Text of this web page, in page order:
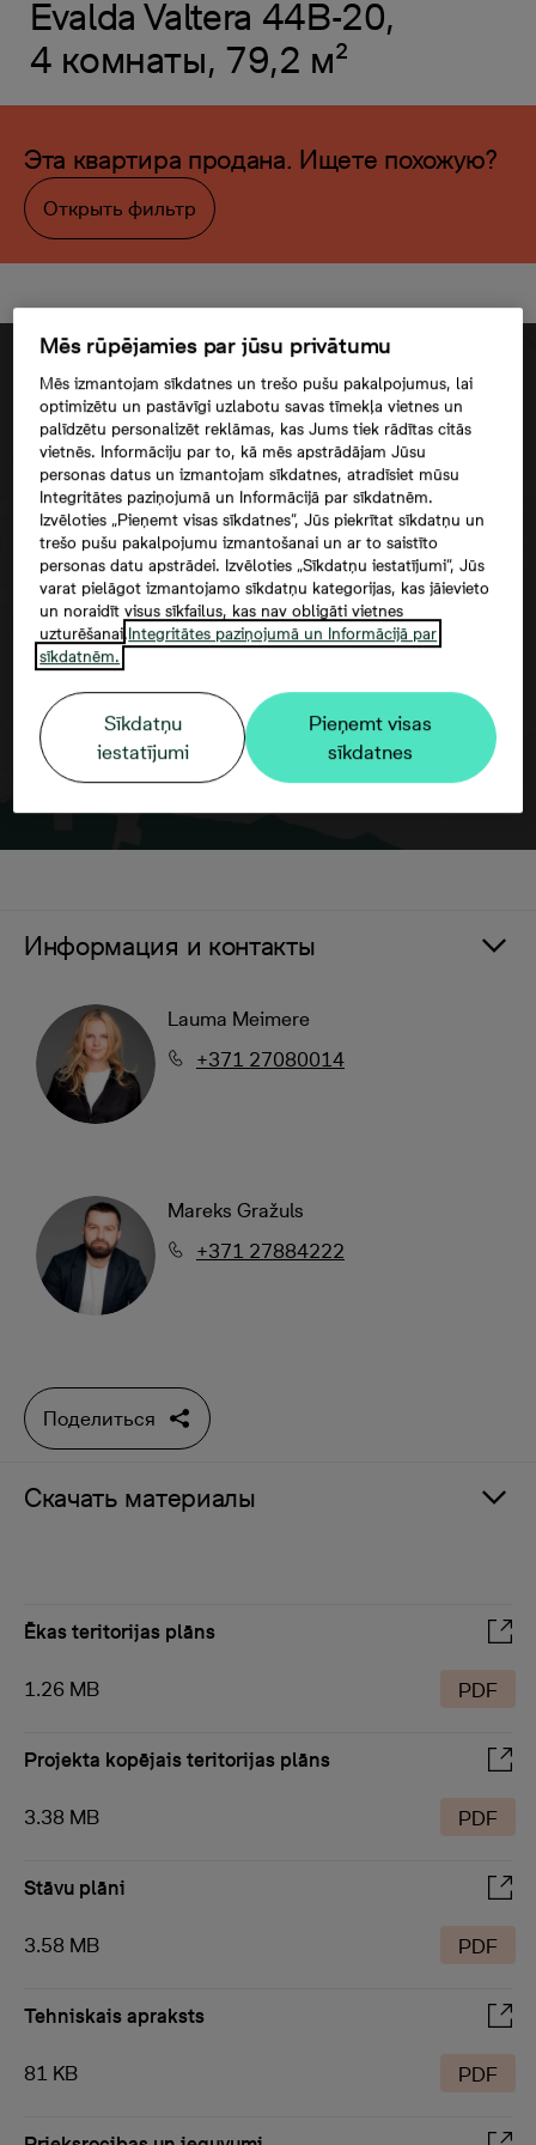
Evalda Valtera 44B-20,
4 комнаты, 79,2 м²
Эта квартира продана. Ищете похожую?
Открыть фильтр
Согласие третьего лица
Информация и контакты
Lauma Meimere
+371 27080014
Mareks Gražuls
+371 27884222
Поделиться
Скачать материалы
Ēkas teritorijas plāns
1.26 MB PDF
Projekta kopējais teritorijas plāns
3.38 MB PDF
Stāvu plāni
3.58 MB PDF
Tehniskais apraksts
81 KB PDF
Mēs rūpējamies par jūsu privātumu
Mēs izmantojam sīkdatnes un trešo pušu pakalpojumus, lai
optimizētu un pastāvīgi uzlabotu savas tīmekļa vietnes un
palīdzētu personalizēt reklāmas, kas Jums tiek rādītas citās
vietnēs. Informāciju par to, kā mēs apstrādājam Jūsu
personas datus un izmantojam sīkdatnes, atradīsiet mūsu
Integritātes paziņojumā un Informācijā par sīkdatnēm.
Izvēloties „Pieņemt visas sīkdatnes”, Jūs piekrītat sīkdatņu un
trešo pušu pakalpojumu izmantošanai un ar to saistīto
personas datu apstrādei. Izvēloties „Sīkdatņu iestatījumi”, Jūs
varat pielāgot izmantojamo sīkdatņu kategorijas, kas jāievieto
un noraidīt visus sīkfailus, kas nav obligāti vietnes
uzturēšanai.Integritātes paziņojumā un Informācijā par
sīkdatnēm.
Sīkdatņu
iestatījumi
Pieņemt visas
sīkdatnes